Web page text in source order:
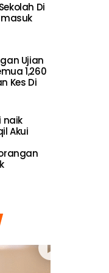
Di
Ujian
1,260
Kes Di
naik
Akui